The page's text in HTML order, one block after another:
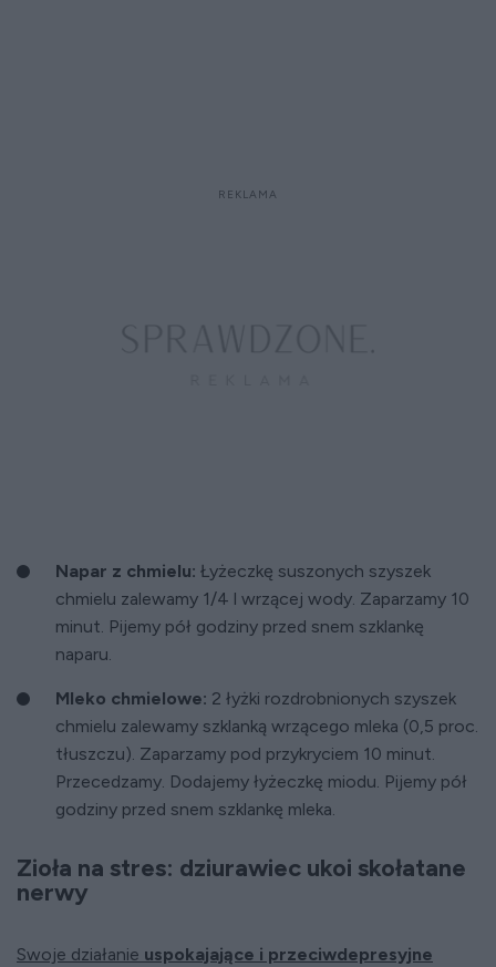
Napar z chmielu: Łyżeczkę suszonych szyszek
chmielu zalewamy 1/4 l wrzącej wody. Zaparzamy 10
minut. Pijemy pół godziny przed snem szklankę
naparu.
Mleko chmielowe: 2 łyżki rozdrobnionych szyszek
chmielu zalewamy szklanką wrzącego mleka (0,5 proc.
tłuszczu). Zaparzamy pod przykryciem 10 minut.
Przecedzamy. Dodajemy łyżeczkę miodu. Pijemy pół
godziny przed snem szklankę mleka.
Zioła na stres: dziurawiec ukoi skołatane
nerwy
Swoje działanie uspokajające i przeciwdepresyjne